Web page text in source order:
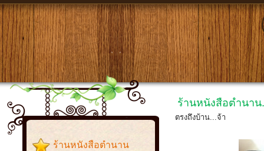
ร้านหนังสือตำนาน
ร้านหนังสือตำนาน
ตรงถึงบ้าน...จ้า